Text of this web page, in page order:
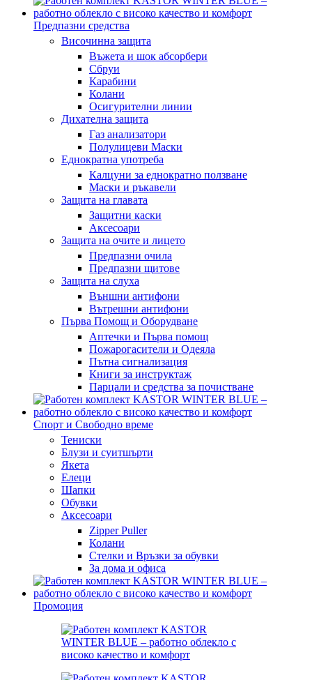
Предпазни средства
Височинна защита
Въжета и шок абсорбери
Сбруи
Карабини
Колани
Осигурителни линии
Дихателна защита
Газ анализатори
Полулицеви Маски
Еднократна употреба
Калцуни за еднократно ползване
Маски и ръкавели
Защита на главата
Защитни каски
Аксесоари
Защита на очите и лицето
Предпазни очила
Предпазни щитове
Защита на слуха
Външни антифони
Вътрешни антифони
Първа Помощ и Оборудване
Аптечки и Първа помощ
Пожарогасители и Одеяла
Пътна сигнализация
Книги за инструктаж
Парцали и средства за почистване
Спорт и Свободно време
Тениски
Блузи и суитшърти
Якета
Елеци
Шапки
Обувки
Аксесоари
Zipper Puller
Колани
Стелки и Връзки за обувки
За дома и офиса
Промоция